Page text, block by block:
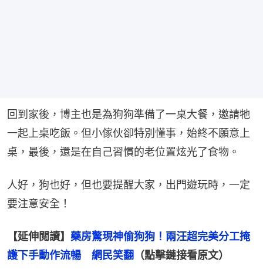
回到家後，博主也是為狗狗準備了一桌大餐，邀請牠
一起上桌吃飯。但小傢伙卻特別懂事，始終不願意上
桌，最後，還是在自己習慣的老位置炫光了食物。
人好，狗也好，但也要提醒大家，出門遊玩時，一定
要注意安全！
【延伸閲讀】 藥房驚現神偷狗狗！兩汪超完美分工掩
護下手動作流暢　網民笑翻 （點擊鏈接看原文）